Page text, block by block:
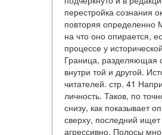
перестройка сознания
повторяя определенно
на что оно опирается,
процессе у
Граница, разделяющая
внутри той и другой.
читателей. стр. 41
личность. Таков, по
снизу, как показывает
сверху, последний
агрессивно. Полосы